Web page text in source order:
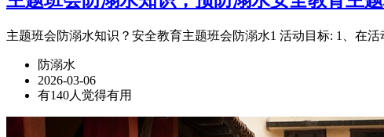
主题班会防溺水知识？安全教育主题班会防溺水1 活动目标: 1、在
防溺水
2026-03-06
有140人觉得有用